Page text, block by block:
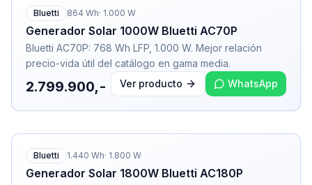
Bluetti 864 Wh· 1.000 W
Generador Solar 1000W Bluetti AC70P
Bluetti AC70P: 768 Wh LFP, 1.000 W. Mejor relación
precio-vida útil del catálogo en gama media.
2.799.900,- Ver producto WhatsApp
Bluetti 1.440 Wh· 1.800 W
Generador Solar 1800W Bluetti AC180P